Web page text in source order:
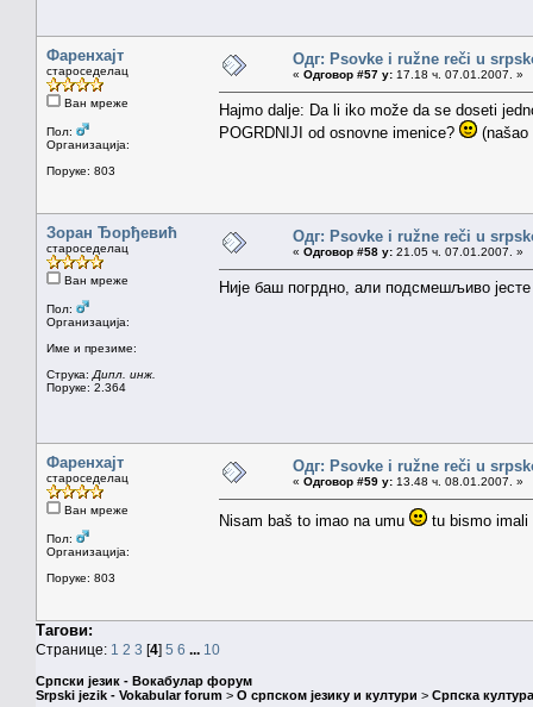
Фаренхајт
староседелац
Ван мреже
Пол:
Организација:
Поруке: 803
Одг: Psovke i ružne reči u
« Одговор #57 у: 17.18 ч. 07.01.2007. »
Hajmo dalje: Da li iko može da se doseti
POGRDNIJI od osnovne imenice?
Зоран Ђорђевић
староседелац
Ван мреже
Пол:
Организација:
Име и презиме:
Струка: Дипл. инж.
Поруке: 2.364
Одг: Psovke i ružne reči u
« Одговор #58 у: 21.05 ч. 07.01.2007. »
Није баш погрдно, али подсмешљиво
Фаренхајт
староседелац
Ван мреже
Пол:
Организација:
Поруке: 803
Одг: Psovke i ružne reči u
« Одговор #59 у: 13.48 ч. 08.01.2007. »
Nisam baš to imao na umu tu bismo
Тагови:
Странице: 1 2 3 [4] 5 6 ... 10
Српски језик - Вокабулар форум
Srpski jezik - Vokabular forum > О српском језику и култури > Српска